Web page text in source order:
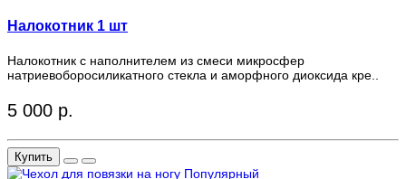
Налокотник 1 шт
Налокотник с наполнителем из смеси микросфер
натриевоборосиликатного стекла и аморфного диоксида кре..
5 000 р.
Купить
Популярный